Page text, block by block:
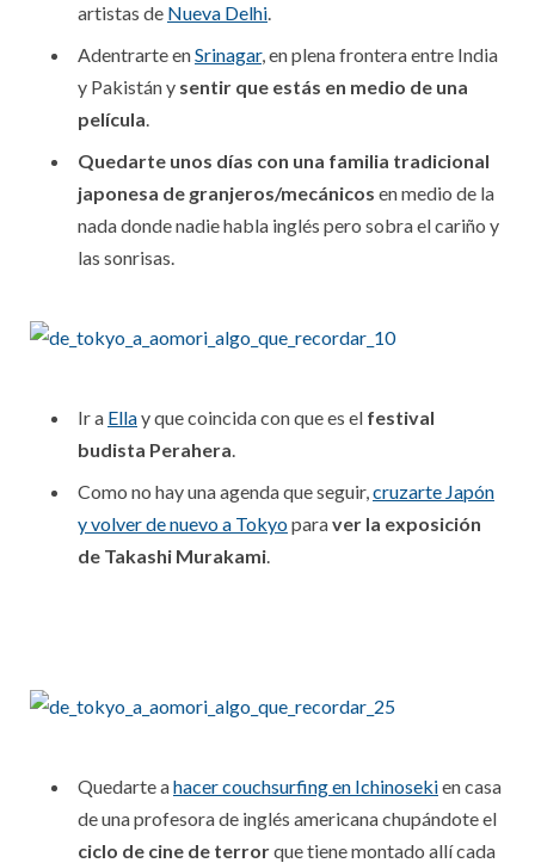
artistas de Nueva Delhi.
Adentrarte enSrinagar, en plena frontera entre India
y Pakistán y sentir que estás en medio de una
película.
Quedarte unos días con una familia tradicional
japonesa de granjeros/mecánicos en medio de la
nada donde nadie habla inglés pero sobra el cariño y
las sonrisas.
Ir a Ellay que coincida con que es el festival
budista Perahera.
Como no hay una agenda que seguir,cruzarte Japón
y volver de nuevo a Tokyoparaver la exposición
de Takashi Murakami.
Quedarte ahacer couchsurfing en Ichinosekien casa
de una profesora de inglés americana chupándote el
ciclo de cine de terrorque tiene montado allí cada